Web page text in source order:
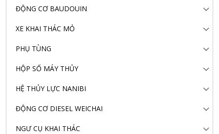
ĐỘNG CƠ BAUDOUIN
XE KHAI THÁC MỎ
PHỤ TÙNG
HỘP SỐ MÁY THỦY
HỆ THỦY LỰC NANIBI
ĐỘNG CƠ DIESEL WEICHAI
NGƯ CỤ KHAI THÁC